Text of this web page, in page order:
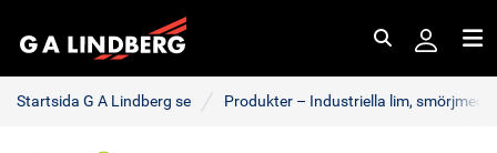
Startsida G A Lindberg se Produkter – Industriella lim,